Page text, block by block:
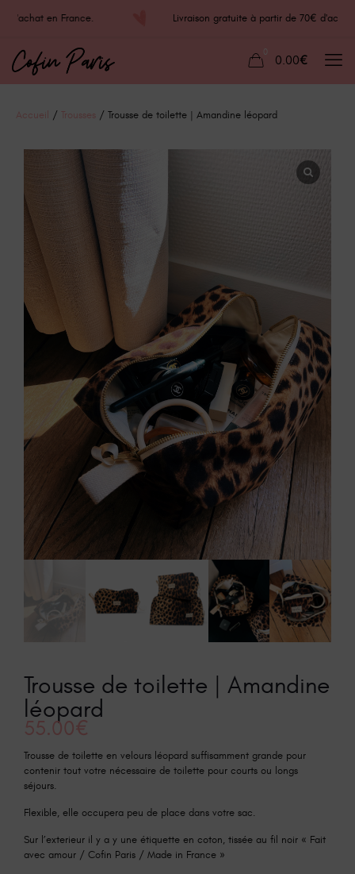
d'achat en France. Livraison gratuite à partir de 70€
0
0.00€
Accueil / Trousses / Trousse de toilette | Amandine léopard
Trousse de toilette | Amandine
léopard
55.00€
Trousse de toilette en velours léopard suffisamment grande pour
contenir tout votre nécessaire de toilette pour courts ou longs
séjours.
Flexible, elle occupera peu de place dans votre sac.
Sur l’exterieur il y a y une étiquette en coton, tissée au fil noir « Fait
avec amour / Cofin Paris / Made in France »